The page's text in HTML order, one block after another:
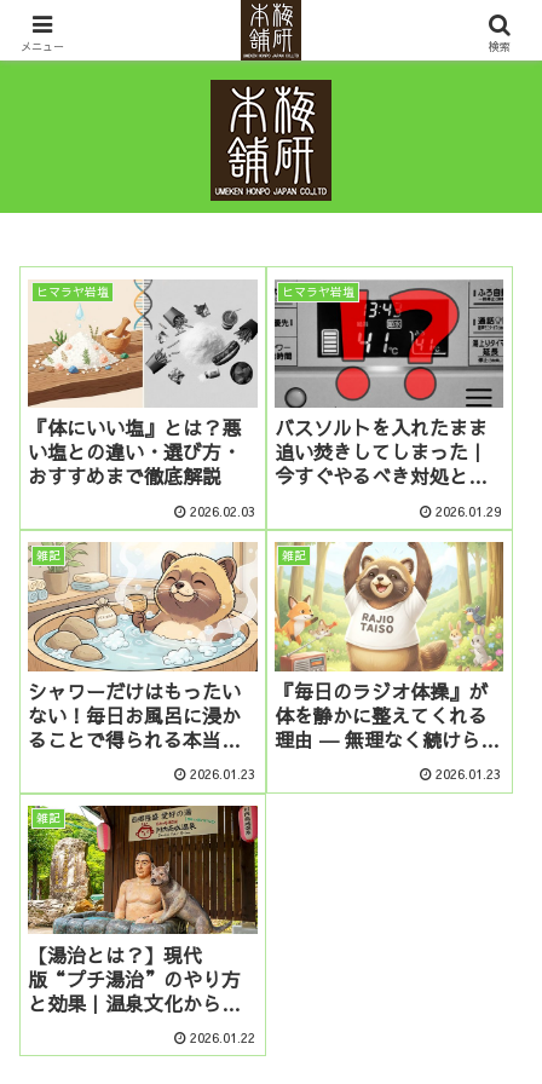
ヒマラヤ岩塩・岩盤浴ベッドなど鉱石の販売を通して10年先の健康と幸せを考
えるお店です。
ヒマラヤ岩塩
『体にいい塩』とは？悪
い塩との違い・選び方・
おすすめまで徹底解説
2026.02.03
ヒマラヤ岩塩
バスソルトを入れたまま
追い焚きしてしまった｜
今すぐやるべき対処と再
2026.01.29
雑記
シャワーだけはもったい
ない！毎日お風呂に浸か
ることで得られる本当の
2026.01.23
雑記
『毎日のラジオ体操』が
体を静かに整えてくれる
理由 ― 無理なく続けられ
る健康習慣としての価値
―
2026.01.23
雑記
【湯治とは？】現代
版“プチ湯治”のやり方
と効果｜温泉文化から学
ぶ癒しの知恵を自宅でも
再現する方法
2026.01.22
メニュー 検索